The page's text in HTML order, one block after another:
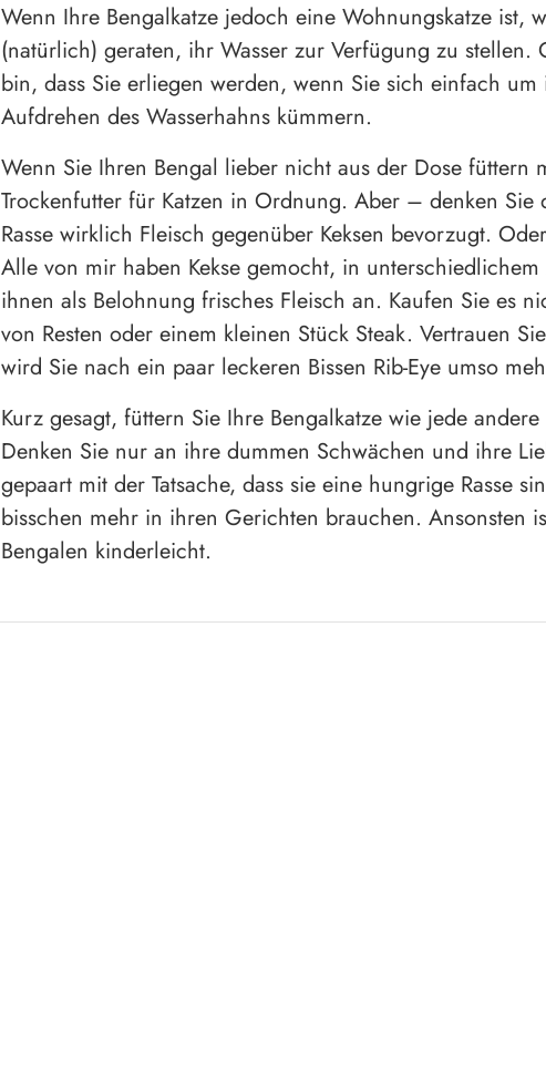
Wenn Ihre Bengalkatze jedoch eine Wohnungskatze ist,
(natürlich) geraten, ihr Wasser zur Verfügung zu stellen.
bin, dass Sie erliegen werden, wenn Sie sich einfach
Aufdrehen des Wasserhahns kümmern.
Wenn Sie Ihren Bengal lieber nicht aus der Dose füttern
Trockenfutter für Katzen in Ordnung. Aber – denken Sie
Rasse wirklich Fleisch gegenüber Keksen bevorzugt.
Alle von mir haben Kekse gemocht, in unterschiedlichem
ihnen als Belohnung frisches Fleisch an. Kaufen Sie es
von Resten oder einem kleinen Stück Steak. Vertrauen
wird Sie nach ein paar leckeren Bissen Rib-Eye umso
Kurz gesagt, füttern Sie Ihre Bengalkatze wie jede andere
Denken Sie nur an ihre dummen Schwächen und ihre
gepaart mit der Tatsache, dass sie eine hungrige Rasse
bisschen mehr in ihren Gerichten brauchen. Ansonsten
Bengalen kinderleicht.